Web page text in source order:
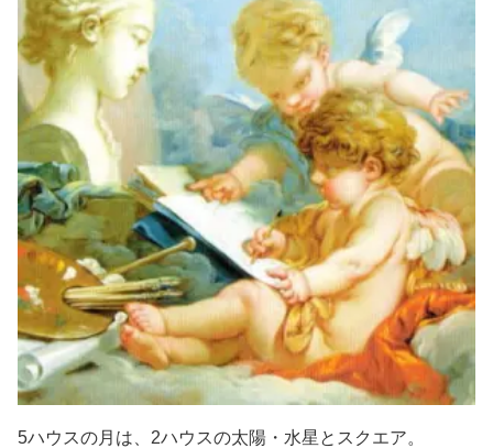
5ハウスの月は、2ハウスの太陽・水星とスクエア。